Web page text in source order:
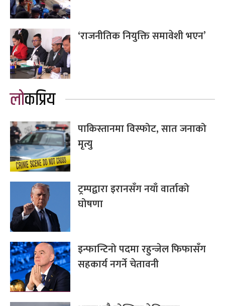
‘राजनीतिक नियुक्ति समावेशी भएन’
लोकप्रिय
पाकिस्तानमा विस्फोट, सात जनाको
मृत्यु
ट्रम्पद्वारा इरानसँग नयाँ वार्ताको
घोषणा
इन्फान्टिनो पदमा रहुन्जेल फिफासँग
सहकार्य नगर्ने चेतावनी